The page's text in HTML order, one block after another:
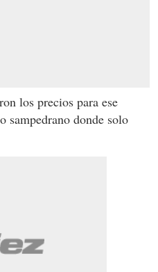
los precios para ese
sampedrano donde solo